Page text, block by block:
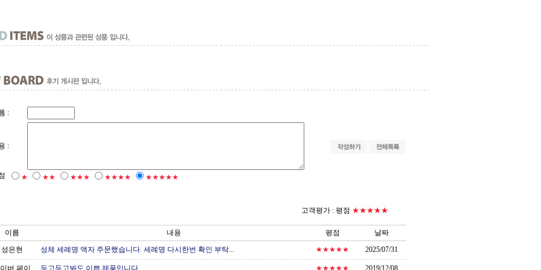
:
:
★ ★★ ★★★ ★★★★ ★★★★★
고객평가 : 평점 ★★★★★
이름 내용 평점
날짜
성은현
성체 세례명 액자 주문했습니다. 세례명 다시한번 확인 부탁... ★★★★★ 2025/07/31
버 페이 두고두고봐도 이쁜 제품입니다 ★★★★★ 2019/12/08